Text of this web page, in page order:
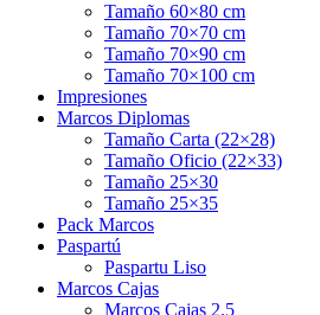
Tamaño 60×80 cm
Tamaño 70×70 cm
Tamaño 70×90 cm
Tamaño 70×100 cm
Impresiones
Marcos Diplomas
Tamaño Carta (22×28)
Tamaño Oficio (22×33)
Tamaño 25×30
Tamaño 25×35
Pack Marcos
Paspartú
Paspartu Liso
Marcos Cajas
Marcos Cajas 2.5